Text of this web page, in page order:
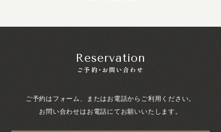
Reservation
ご予約・お問い合わせ
ご予約はフォーム、またはお電話からご利用ください。
お問い合わせはお電話にてお願いいたします。